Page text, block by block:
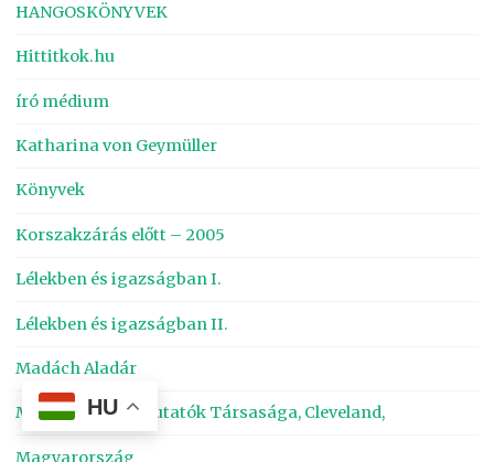
HANGOSKÖNYVEK
Hittitkok.hu
író médium
Katharina von Geymüller
Könyvek
Korszakzárás előtt – 2005
Lélekben és igazságban I.
Lélekben és igazságban II.
Madách Aladár
Magyar Szellemkutatók Társasága, Cleveland,
Magyarország
HU